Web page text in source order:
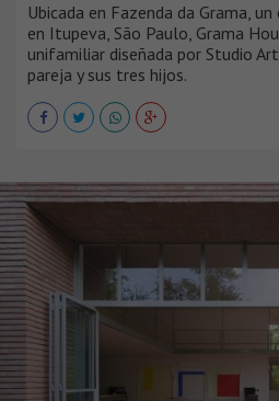
Ubicada en Fazenda da Grama,
en Itupeva, São Paulo, Grama
unifamiliar diseñada por Studio
pareja y sus tres hijos.